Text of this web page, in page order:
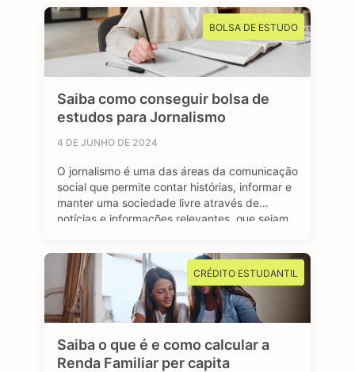
BOLSA DE ESTUDO
Saiba como conseguir bolsa de
estudos para Jornalismo
4 DE JUNHO DE 2024
O jornalismo é uma das áreas da comunicação
social que permite contar histórias, informar e
manter uma sociedade livre através de
notícias e informações relevantes, que sejam
vida das pessoas. Se você é curioso, tem
aptidão em investigar, checar fatos e dados,
se sente atraído por essa profissão …
CRÉDITO ESTUDANTIL
Saiba o que é e como calcular a
Renda Familiar per capita